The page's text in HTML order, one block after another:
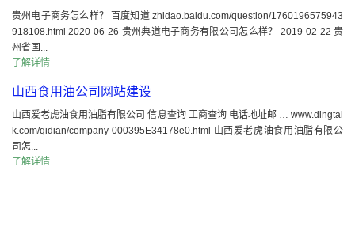
贵州电子商务怎么样？ 百度知道 zhidao.baidu.com/question/1760196575943
918108.html 2020-06-26 贵州典道电子商务有限公司怎么样？ 2019-02-22 贵
州省国...
了解详情
山西食用油公司网站建设
山西爱老虎油食用油脂有限公司 信息查询 工商查询 电话地址邮 … www.dingtal
k.com/qidian/company-000395E34178e0.html 山西爱老虎油食用油脂有限公
司怎...
了解详情